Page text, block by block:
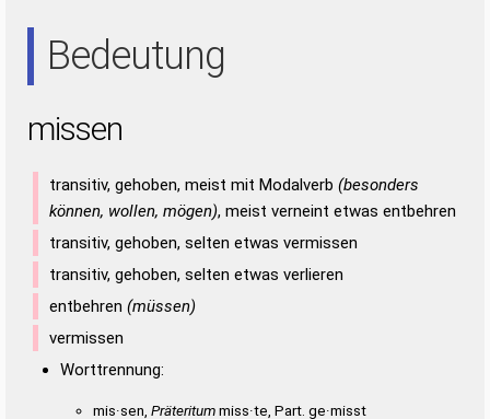
Bedeutung
missen
transitiv, gehoben, meist mit Modalverb (besonders
können, wollen, mögen), meist verneint etwas entbehren
transitiv, gehoben, selten etwas vermissen
transitiv, gehoben, selten etwas verlieren
entbehren (müssen)
vermissen
Worttrennung:
mis·sen, Präteritummiss·te, Part. ge·misst